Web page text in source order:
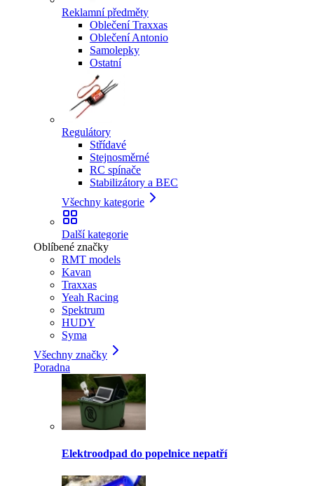
Reklamní předměty
Oblečení Traxxas
Oblečení Antonio
Samolepky
Ostatní
Regulátory
Střídavé
Stejnosměrné
RC spínače
Stabilizátory a BEC
Všechny kategorie
Další kategorie
Oblíbené značky
RMT models
Kavan
Traxxas
Yeah Racing
Spektrum
HUDY
Syma
Všechny značky
Poradna
Elektroodpad do popelnice nepatří